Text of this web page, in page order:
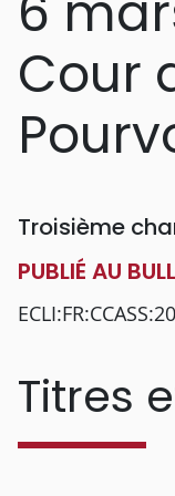
Cour
Troisième
PUBLIÉ AU
Titres